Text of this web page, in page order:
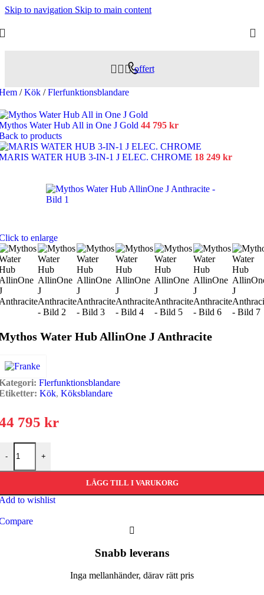
Skip to navigation Skip to main content
offert
/ Kök / Flerfunktionsblandare
Water Hub All in One J Gold 44 795 kr
to products
WATER HUB 3-IN-1 J ELEC. CHROME 18 249 kr
to enlarge
Water Hub AllinOne J Anthracite
Flerfunktionsblandare
Kök, Köksblandare
795 kr
-
Water Hub AllinOne J Anthracite mängd
+
LÄGG TILL I VARUKORG
to wishlist
Snabb leverans​
Inga mellanhänder, därav rätt pris